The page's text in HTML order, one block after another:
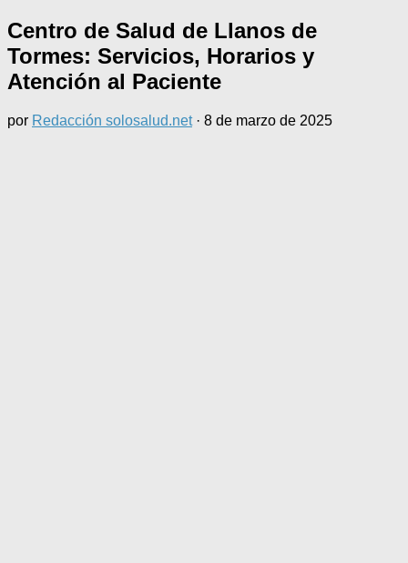
Centro de Salud de Llanos de
Tormes: Servicios, Horarios y
Atención al Paciente
por Redacción solosalud.net · 8 de marzo de 2025